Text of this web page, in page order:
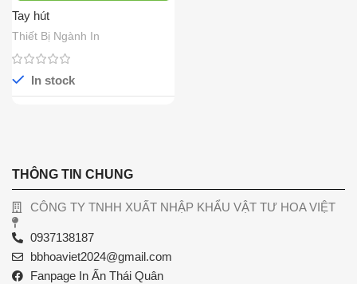
Tay hút
Thiết Bị Ngành In
In stock
THÔNG TIN CHUNG
CÔNG TY TNHH XUẤT NHẬP KHẨU VẬT TƯ HOA VIỆT
0937138187
bbhoaviet2024@gmail.com
Fanpage In Ấn Thái Quân